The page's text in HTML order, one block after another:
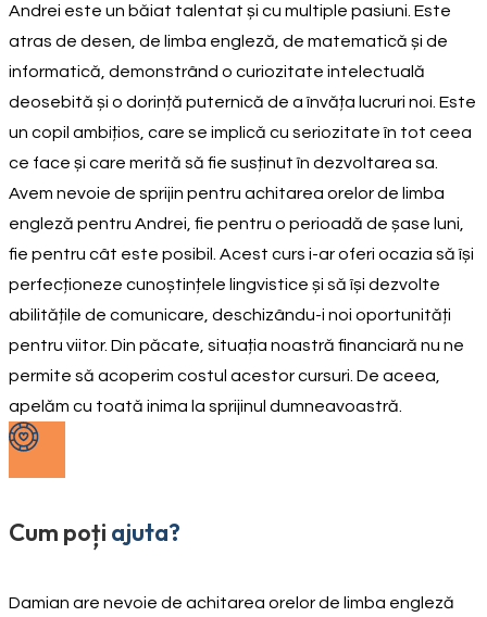
Andrei este un băiat talentat și cu multiple pasiuni. Este
atras de desen, de limba engleză, de matematică și de
informatică, demonstrând o curiozitate intelectuală
deosebită și o dorință puternică de a învăța lucruri noi. Este
un copil ambițios, care se implică cu seriozitate în tot ceea
ce face și care merită să fie susținut în dezvoltarea sa.
Avem nevoie de sprijin pentru achitarea orelor de limba
engleză pentru Andrei, fie pentru o perioadă de șase luni,
fie pentru cât este posibil. Acest curs i-ar oferi ocazia să își
perfecționeze cunoștințele lingvistice și să își dezvolte
abilitățile de comunicare, deschizându-i noi oportunități
pentru viitor. Din păcate, situația noastră financiară nu ne
permite să acoperim costul acestor cursuri. De aceea,
apelăm cu toată inima la sprijinul dumneavoastră.
Cum poți ajuta?
Damian are nevoie de achitarea orelor de limba engleză